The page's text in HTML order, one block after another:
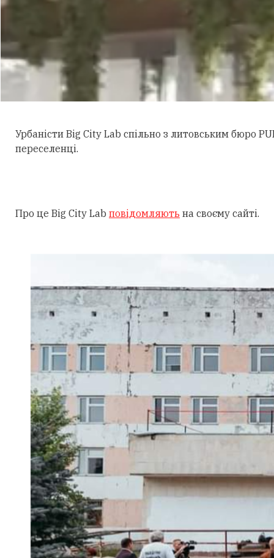
Урбаністи Big City Lab спільно з литовським бюро
переселенці.
Про це Big City Lab повідомляють на своєму сайті.